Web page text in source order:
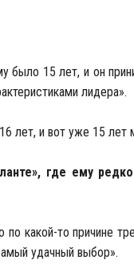
было 15 лет, и он
лидера».
лет, и вот уже 15 лет
где ему
по какой-то причине
удачный выбор».